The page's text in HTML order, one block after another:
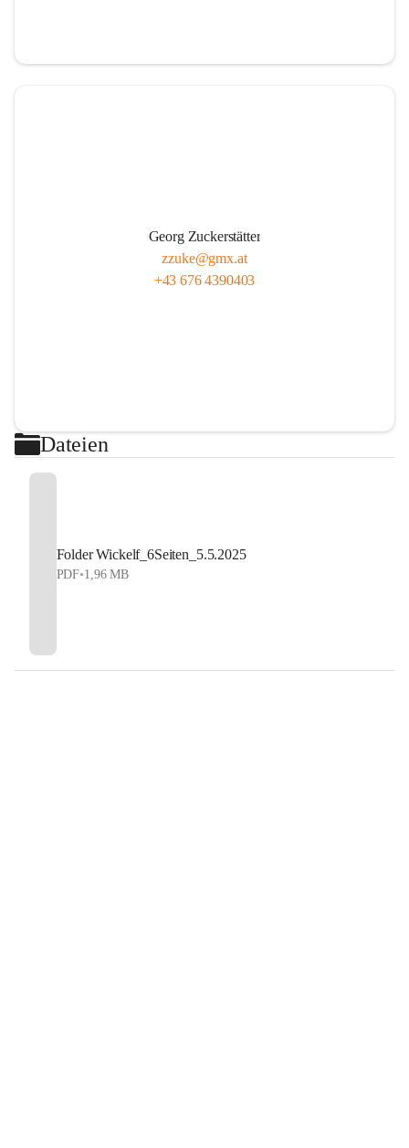
Georg Zuckerstätter
zzuke@gmx.at
+43 676 4390403
Dateien
Folder Wickelf_6Seiten_5.5.2025
PDF•1,96 MB